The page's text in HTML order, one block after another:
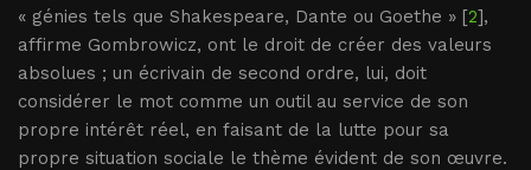
« génies tels que Shakespeare, Dante ou Goethe » [2],
affirme Gombrowicz, ont le droit de créer des valeurs
absolues ; un écrivain de second ordre, lui, doit
considérer le mot comme un outil au service de son
propre intérêt réel, en faisant de la lutte pour sa
propre situation sociale le thème évident de son œuvre.